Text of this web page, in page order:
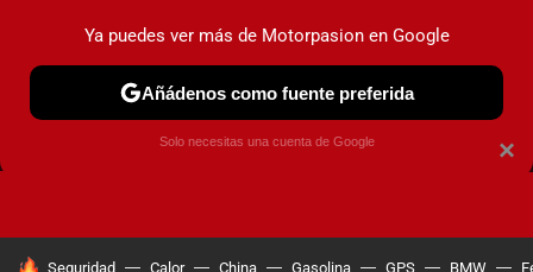
CAMBIO DE ACEITE AIRE ACONDICIONADO
HOY SE HABLA DE
Seguridad Calor China Gasolina GPS BMW
×
Ya puedes ver más de Motorpasion en Google
Añádenos como fuente preferida
Solo necesitas una cuenta de Google